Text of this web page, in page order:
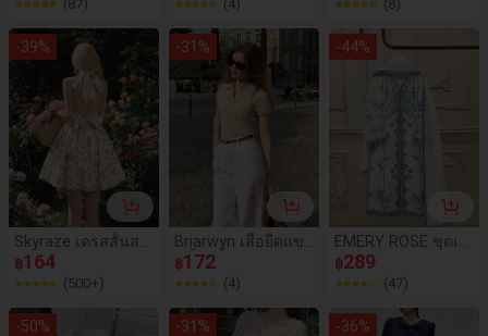
บฤดูร้อนของผู้หญิง,
บล็อกสี, อเนกประสง
ค์สำหรับใส่ในชีวิตป
ระจำวันและไปโรงเรี
ยน
(87)
งสีแอปริคอทดำสไต
ล์มินิมอลแฟชั่นสำหรั
บใส่ไปทำงานออฟฟิ
(4)
วสัมผัสยับ ขอบชายลู
กไม้ขนตา สไตล์มินิม
อลนุ่มนวลเซ็กซี่สำห
บเดท วันอิสรภาพ แล
ะฟุตบอลโลก
(8)
-39%
Skyraze เดรสสั้นสา
ยเดี่ยวพิมพ์ลายดอกไ
ม้แบบไขว้หลังสำหรั
฿164
(500+)
-31 %
Briarwyn เสื้อยืดแข
นสั้นสีพื้นลำลองอเน
กประสงค์สำหรับผู้ห
฿172
(4)
-44%
EMERY ROSE ชุดเด
รสทรงตรงแขนยาวพิ
มพ์ลายดอกไม้สีฟ้าข
าวพร้อมผ้าคลุมเข้าชุ
ด 2 ชิ้นสำหรับผู้หญิง
฿289
(47)
-50% -31 % -36%